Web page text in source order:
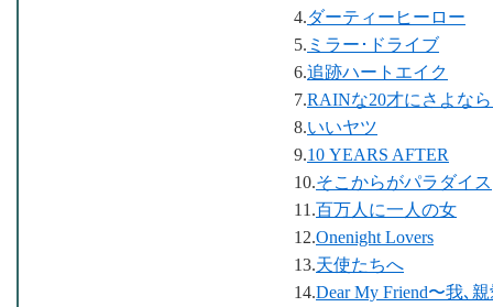
4.ダーティーヒーロー
5. ミラー･ドライブ
6.追跡ハートエイク
7.RAINな20才にさよな
8.いいヤツ
9.10 YEARS AFTER
10.そこからがパラダイス
11.百万人に一人の女
12.Onenight Lovers
13.天使たちへ
14.Dear My Friend〜我､